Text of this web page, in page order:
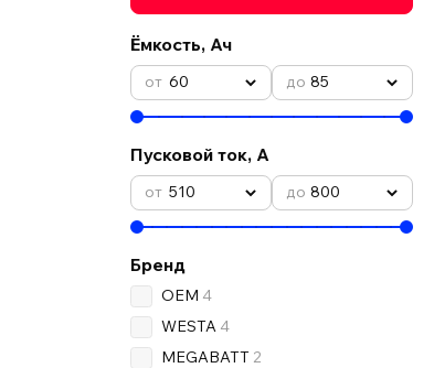
Ёмкость, Ач
60 85
Пусковой ток, А
510 800
Бренд
OEM 4
WESTA 4
MEGABATT 2